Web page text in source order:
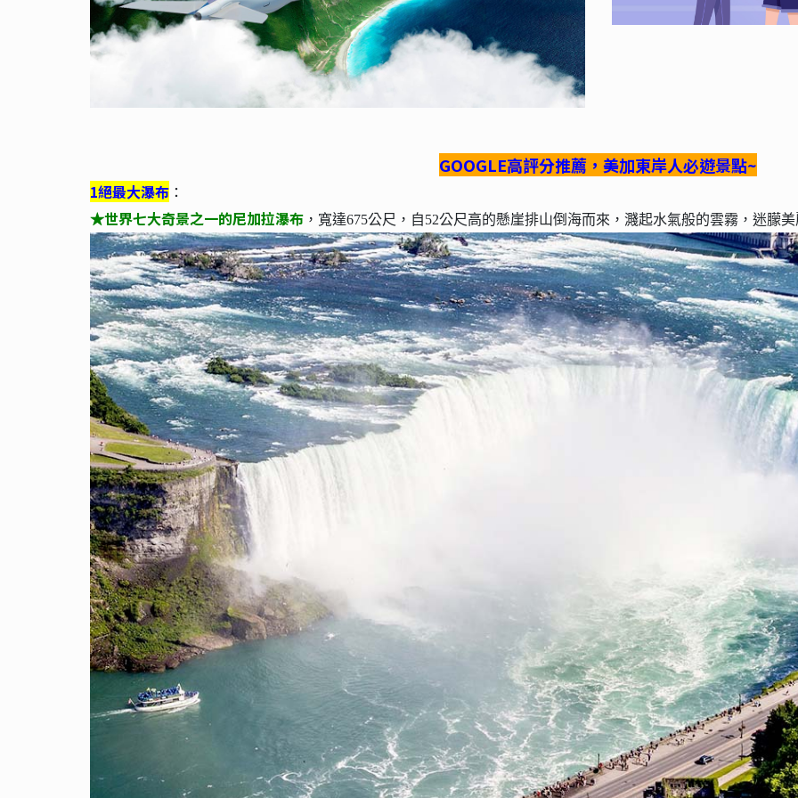
GOOGLE高評分推薦，美加東岸人必遊景點~
1絕最大瀑布：
★世界七大奇景之一的尼加拉瀑布，寬達675公尺，自52公尺高的懸崖排山倒海而來，濺起水氣般的雲霧，迷朦